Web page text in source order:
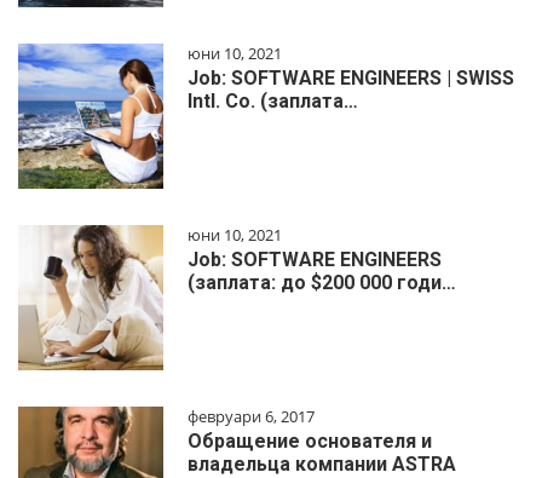
юни 10, 2021
Job: SOFTWARE ENGINEERS | SWISS
Intl. Co. (заплата…
юни 10, 2021
Job: SOFTWARE ENGINEERS
(заплата: до $200 000 годи…
февруари 6, 2017
Обращение основателя и
владельца компании ASTRA